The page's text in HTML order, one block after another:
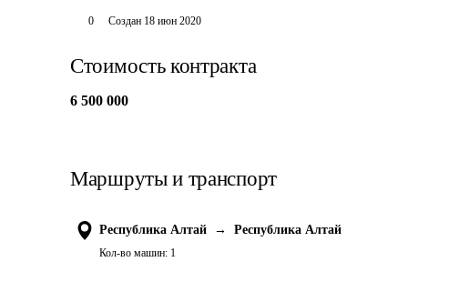
0 Создан 18 июн 2020
Стоимость контракта
6 500 000
Маршруты и транспорт
Республика Алтай → Республика Алтай
Кол-во машин: 1